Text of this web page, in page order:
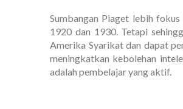
Sumbangan Piaget lebih
1920 dan 1930. Tetapi
Amerika Syarikat dan dapat
meningkatkan kebolehan
adalah pembelajar yang aktif.